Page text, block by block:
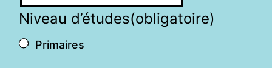
Niveau d’études(obligatoire)
Primaires